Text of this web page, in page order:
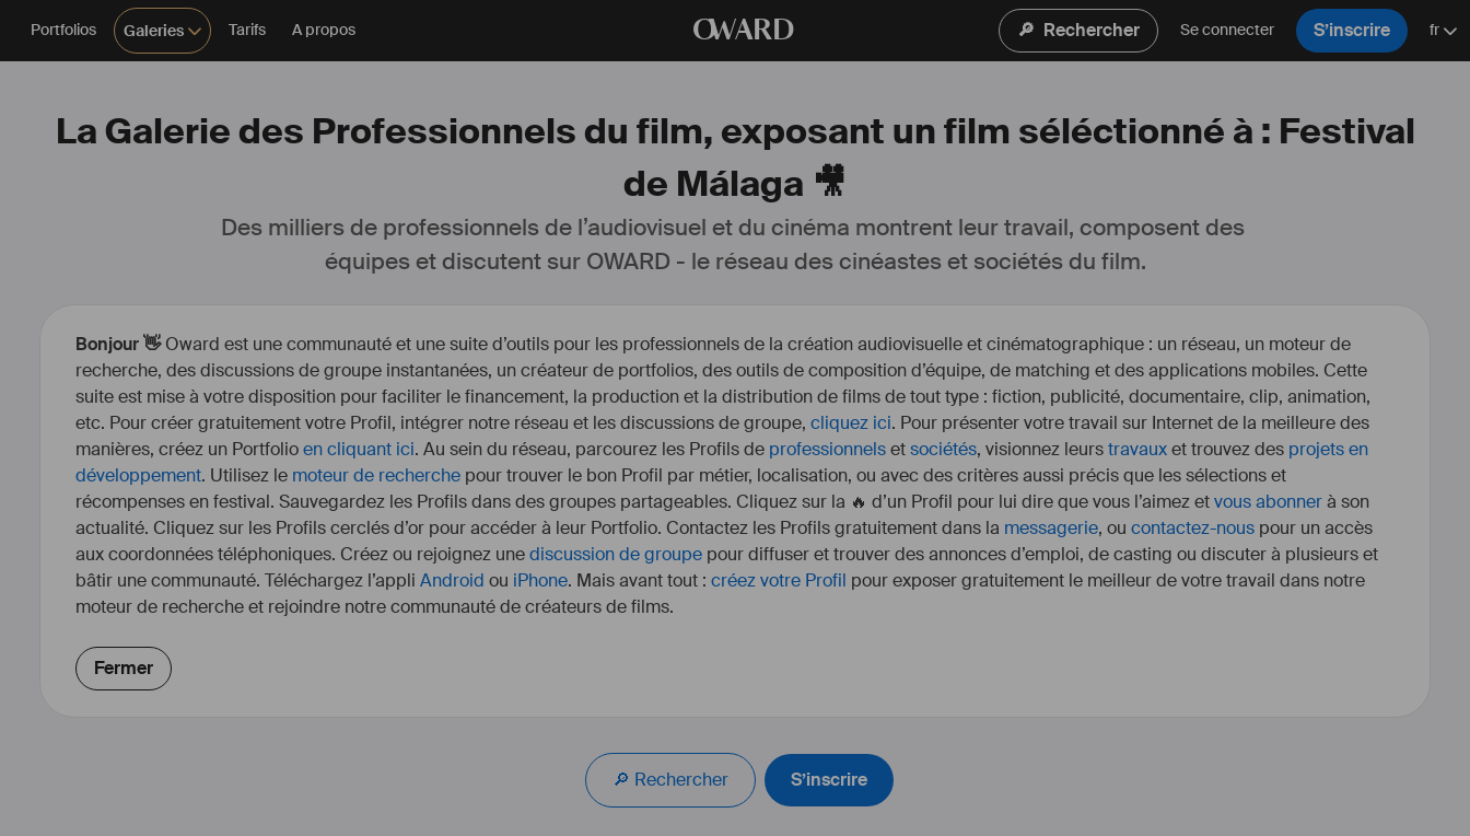
Portfolios Galeries Tarifs A propos OWARD 🔎 Rechercher Se connecter S’inscrire fr
La Galerie des Professionnels du film, exposant un film séléctionné à : Festival
de Málaga 🎥
Des milliers de professionnels de l’audiovisuel et du cinéma montrent leur travail, composent des
équipes et discutent sur OWARD - le réseau des cinéastes et sociétés du film.
Bonjour 👋Oward est une communauté et une suite d’outils pour les professionnels de la création audiovisuelle et cinématographique : un réseau, un moteur de
recherche, des discussions de groupe instantanées, un créateur de portfolios, des outils de composition d’équipe, de matching et des applications mobiles. Cette
suite est mise à votre disposition pour faciliter le financement, la production et la distribution de films de tout type : fiction, publicité, documentaire, clip, animation,
etc. Pour créer gratuitement votre Profil, intégrer notre réseau et les discussions de groupe, cliquez ici. Pour présenter votre travail sur Internet de la meilleure des
manières, créez un Portfolioen cliquant ici. Au sein du réseau, parcourez les Profils de professionnelsetsociétés, visionnez leurstravauxet trouvez des projets en
développement. Utilisez le moteur de recherche pour trouver le bon Profil par métier, localisation, ou avec des critères aussi précis que les sélections et
récompenses en festival. Sauvegardez les Profils dans des groupes partageables. Cliquez sur la 🔥 d’un Profil pour lui dire que vous l’aimez etvous abonnerà son
actualité. Cliquez sur les Profils cerclés d’or pour accéder à leur Portfolio. Contactez les Profils gratuitement dans la messagerie, ou contactez-nous pour un accès
aux coordonnées téléphoniques. Créez ou rejoignez unediscussion de groupe pour diffuser et trouver des annonces d’emploi, de casting ou discuter à plusieurs et
bâtir une communauté. Téléchargez l’appli Android ou iPhone. Mais avant tout : créez votre Profil pour exposer gratuitement le meilleur de votre travail dans notre
moteur de recherche et rejoindre notre communauté de créateurs de films.
Fermer
🔎 Rechercher S’inscrire